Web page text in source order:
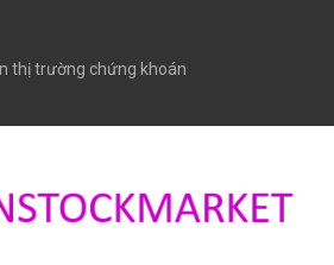
thị trường chứng khoán